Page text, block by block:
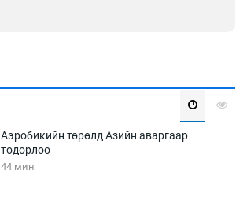
Аэробикийн төрөлд Азийн аваргаар
тодорлоо
44 мин